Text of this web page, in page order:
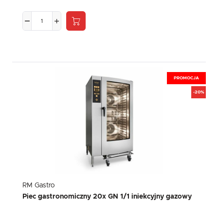
PROMOCJA
-20%
RM Gastro
Piec gastronomiczny 20x GN 1/1 iniekcyjny gazowy